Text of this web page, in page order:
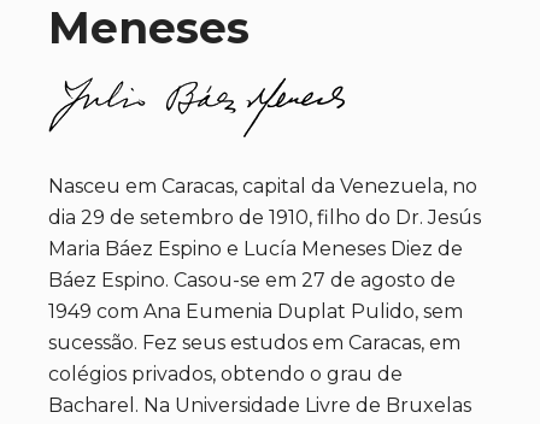
Meneses
Nasceu em Caracas, capital da Venezuela, no
dia 29 de setembro de 1910, filho do Dr. Jesús
Maria Báez Espino e Lucía Meneses Diez de
Báez Espino. Casou-se em 27 de agosto de
1949 com Ana Eumenia Duplat Pulido, sem
sucessão. Fez seus estudos em Caracas, em
colégios privados, obtendo o grau de
Bacharel. Na Universidade Livre de Bruxelas